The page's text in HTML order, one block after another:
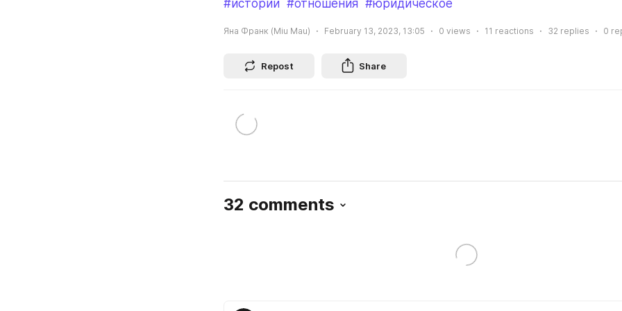
#истории #отношения #юридическое
Яна Франк (Miu Mau) February 13, 2023, 13:05 0 views 11 reactions 32 replies 0
Repost Share
32 comments